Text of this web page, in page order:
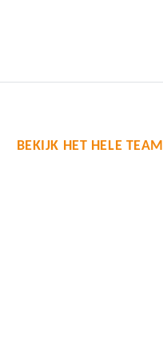
BEKIJK HET HELE TEAM